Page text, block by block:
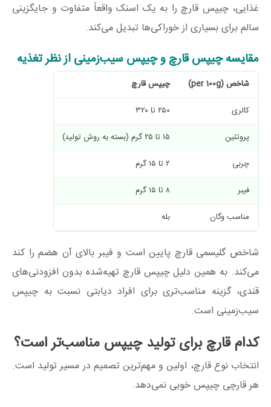
غذایی، چیپس قارچ را به یک اسنک واقعاً متفاوت و جایگزینی
سالم برای بسیاری از خوراکی‌‎ها تبدیل می‌کند.
مقایسه چیپس قارچ و چیپس سیب‌زمینی از نظر تغذیه
شاخص (per 100g) چیپس قارچ
کالری
۲۵۰ تا ۳۲۰
پروتئین
۱۵ تا ۲۵ گرم (بسته به روش تولید)
چربی
۲ تا ۱۵ گرم
فیبر
۸ تا ۱۵ گرم
مناسب وگان
بله
شاخص گلیسمی قارچ پایین است و فیبر بالای آن هضم را کند
می‌کند. به همین دلیل چیپس قارچ تهیه‌شده بدون افزودنی‌های
قندی، گزینه مناسب‌تری برای افراد دیابتی نسبت به چیپس
سیب‌زمینی است.
کدام قارچ برای تولید چیپس مناسب‌تر است؟
انتخاب نوع قارچ، اولین و مهم‌ترین تصمیم در مسیر تولید است.
هر قارچی چیپس خوبی نمی‌دهد.